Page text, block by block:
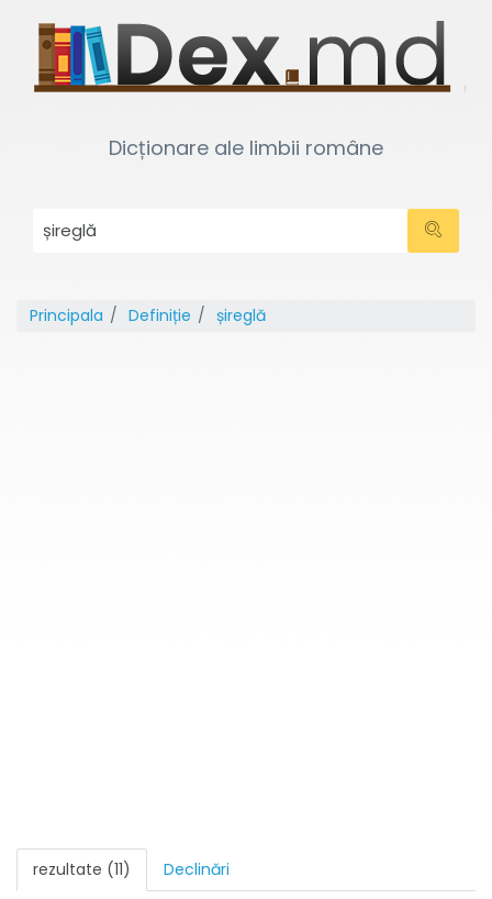
Dicționare ale limbii române
Principala Definiție șireglă
rezultate (11) Declinări